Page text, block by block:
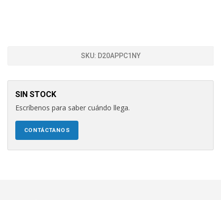
SKU: D20APPC1NY
SIN STOCK
Escríbenos para saber cuándo llega.
CONTÁCTANOS